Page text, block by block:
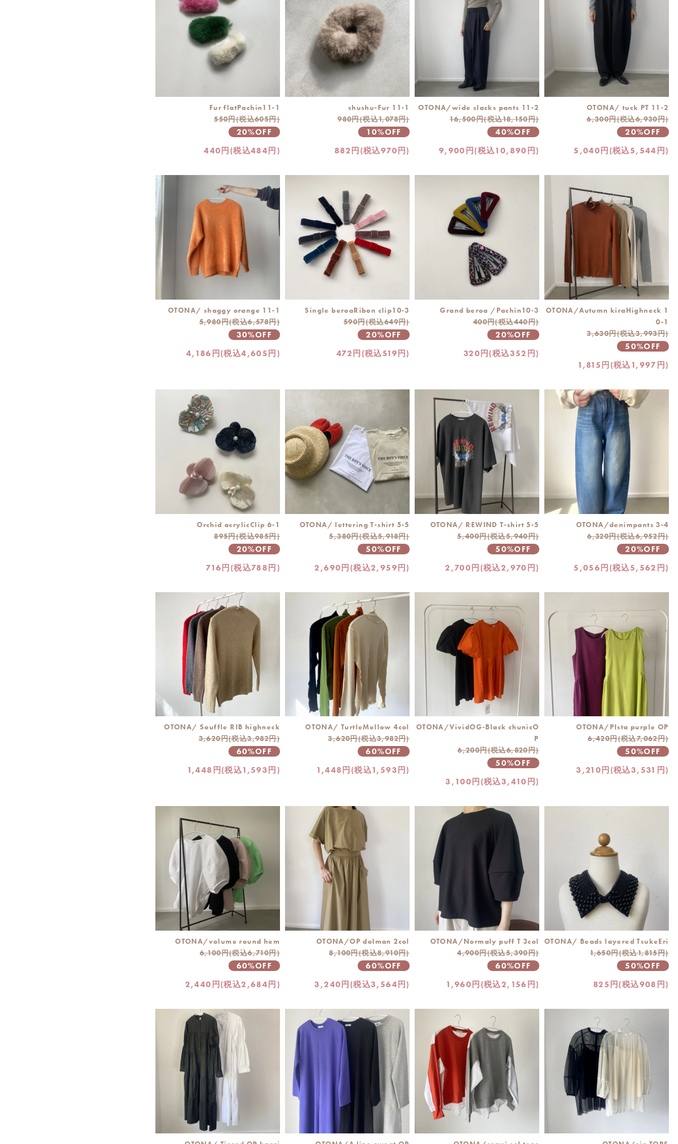
Fur flatPachin11-1
550円(税込605円)
20%OFF
440円(税込484円)
shushu-Fur 11-1
980円(税込1,078円)
10%OFF
882円(税込970円)
OTONA/wide slacks pants 11-2
16,500円(税込18,150円)
40%OFF
9,900円(税込10,890円)
OTONA/ tuck PT 11-2
6,300円(税込6,930円)
20%OFF
5,040円(税込5,544円)
OTONA/ shaggy orange 11-1
5,980円(税込6,578円)
30%OFF
4,186円(税込4,605円)
Single beroaRibon clip10-3
590円(税込649円)
20%OFF
472円(税込519円)
Grand beroa /Pachin10-3
400円(税込440円)
20%OFF
320円(税込352円)
OTONA/Autumn kiraHighneck 1
0-1
3,630円(税込3,993円)
50%OFF
1,815円(税込1,997円)
Orchid acrylicClip 6-1
895円(税込985円)
20%OFF
716円(税込788円)
OTONA/ lettering T-shirt 5-5
5,380円(税込5,918円)
50%OFF
2,690円(税込2,959円)
OTONA/ REWIND T-shirt 5-5
5,400円(税込5,940円)
50%OFF
2,700円(税込2,970円)
OTONA/denimpants 3-4
6,320円(税込6,952円)
20%OFF
5,056円(税込5,562円)
OTONA/ Souffle RIB highneck
3,620円(税込3,982円)
60%OFF
1,448円(税込1,593円)
OTONA/ TurtleMellow 4col
3,620円(税込3,982円)
60%OFF
1,448円(税込1,593円)
OTONA/VividOG-Black chunicO
P
6,200円(税込6,820円)
50%OFF
3,100円(税込3,410円)
OTONA/PIsta purple OP
6,420円(税込7,062円)
50%OFF
3,210円(税込3,531円)
OTONA/volume round hem
6,100円(税込6,710円)
60%OFF
2,440円(税込2,684円)
OTONA/OP dolman 2col
8,100円(税込8,910円)
60%OFF
3,240円(税込3,564円)
OTONA/Normaly puff T 3col
4,900円(税込5,390円)
60%OFF
1,960円(税込2,156円)
OTONA/ Beads layered TsukeEri
1,650円(税込1,815円)
50%OFF
825円(税込908円)